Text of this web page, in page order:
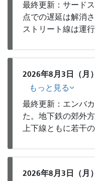
最終更新：サード
点での遅延は解消
ストリート線は運
2026年8月3日（月
もっと見る
最終更新：エンバ
た。地下鉄の郊外
上下線ともに若干
2026年8月3日（月